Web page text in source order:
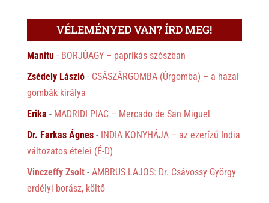
VÉLEMÉNYED VAN? ÍRD MEG!
Manitu- BORJÚAGY – paprikás szószban
Zsédely László- CSÁSZÁRGOMBA (Úrgomba) – a hazai
gombák királya
Erika - MADRIDI PIAC – Mercado de San Miguel
Dr. Farkas Ágnes- INDIA KONYHÁJA – az ezerízű India
változatos ételei (É-D)
Vinczeffy Zsolt- AMBRUS LAJOS: Dr. Csávossy György
erdélyi borász, költő